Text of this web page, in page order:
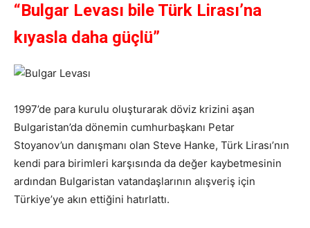
“Bulgar Levası bile Türk Lirası’na
kıyasla daha güçlü”
1997’de para kurulu oluşturarak döviz krizini aşan
Bulgaristan’da dönemin cumhurbaşkanı Petar
Stoyanov’un danışmanı olan Steve Hanke, Türk Lirası’nın
kendi para birimleri karşısında da değer kaybetmesinin
ardından Bulgaristan vatandaşlarının alışveriş için
Türkiye’ye akın ettiğini hatırlattı.